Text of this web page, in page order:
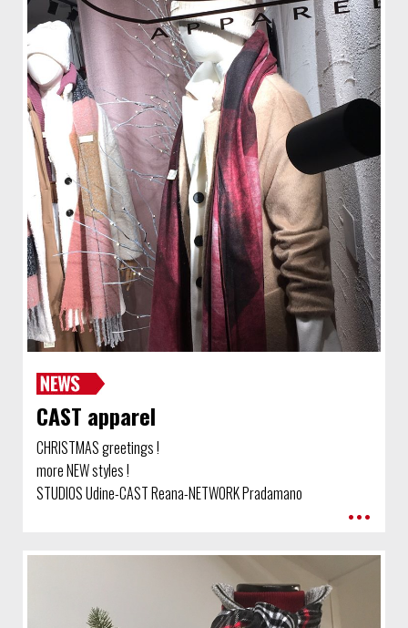
CAST apparel
CHRISTMAS greetings !
more NEW styles !
STUDIOS Udine-CAST Reana-NETWORK Pradamano
•••